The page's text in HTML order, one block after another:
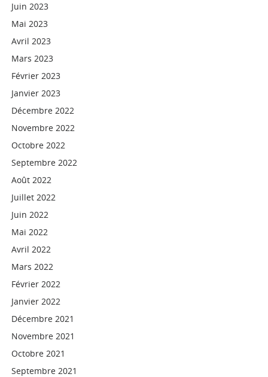
Juin 2023
Mai 2023
Avril 2023
Mars 2023
Février 2023
Janvier 2023
Décembre 2022
Novembre 2022
Octobre 2022
Septembre 2022
Août 2022
Juillet 2022
Juin 2022
Mai 2022
Avril 2022
Mars 2022
Février 2022
Janvier 2022
Décembre 2021
Novembre 2021
Octobre 2021
Septembre 2021